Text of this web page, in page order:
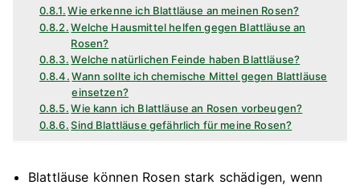
Wie erkenne ich Blattläuse an meinen Rosen?
Welche Hausmittel helfen gegen Blattläuse an
Rosen?
Welche natürlichen Feinde haben Blattläuse?
Wann sollte ich chemische Mittel gegen Blattläuse
einsetzen?
Wie kann ich Blattläuse an Rosen vorbeugen?
Sind Blattläuse gefährlich für meine Rosen?
Blattläuse können Rosen stark schädigen, wenn